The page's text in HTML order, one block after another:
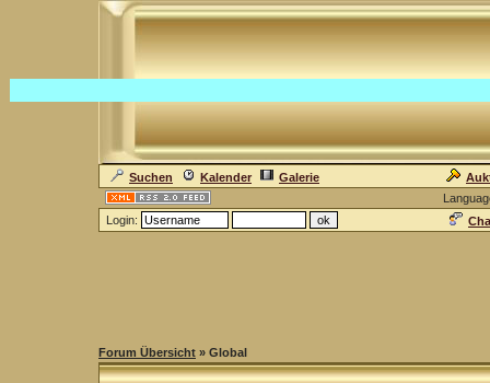
Suchen Kalender Galerie
Login:
Forum Übersicht » Global